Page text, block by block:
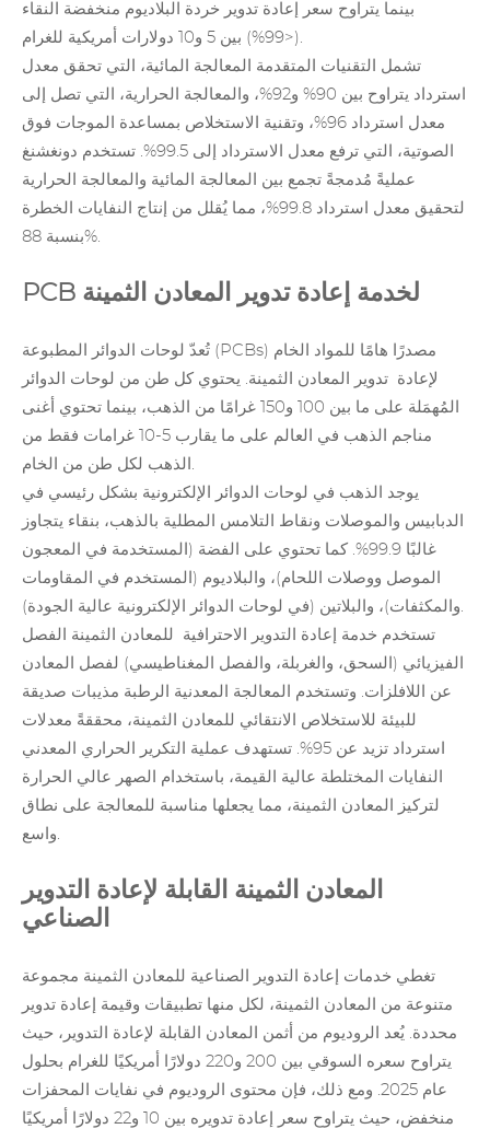
بينما يتراوح سعر إعادة تدوير خردة البلاديوم منخفضة النقاء
(<99%) بين 5 و10 دولارات أمريكية للغرام.
تشمل التقنيات المتقدمة المعالجة المائية، التي تحقق معدل
استرداد يتراوح بين 90% و92%، والمعالجة الحرارية، التي تصل إلى
معدل استرداد 96%، وتقنية الاستخلاص بمساعدة الموجات فوق
الصوتية، التي ترفع معدل الاسترداد إلى 99.5%. تستخدم دونغشنغ
عمليةً مُدمجةً تجمع بين المعالجة المائية والمعالجة الحرارية
لتحقيق معدل استرداد 99.8%، مما يُقلل من إنتاج النفايات الخطرة
بنسبة 88%.
PCB لخدمة إعادة تدوير المعادن الثمينة
تُعدّ لوحات الدوائر المطبوعة (PCBs) مصدرًا هامًا للمواد الخام
لإعادة تدوير
المعادن الثمينة. يحتوي كل طن من لوحات الدوائر
المُهمَلة على ما بين 100 و150 غرامًا من الذهب، بينما تحتوي أغنى
مناجم الذهب في العالم على ما يقارب 5-10 غرامات فقط من
الذهب لكل طن من الخام.
يوجد الذهب في لوحات الدوائر الإلكترونية بشكل رئيسي في
الدبابيس والموصلات ونقاط التلامس المطلية بالذهب، بنقاء يتجاوز
غالبًا 99.9%. كما تحتوي على الفضة (المستخدمة في المعجون
الموصل ووصلات اللحام)، والبلاديوم (المستخدم في المقاومات
والمكثفات)، والبلاتين (في لوحات الدوائر الإلكترونية عالية الجودة).
تستخدم خدمة إعادة التدوير
الاحترافية للمعادن الثمينة الفصل
الفيزيائي (السحق، والغربلة، والفصل المغناطيسي) لفصل المعادن
عن اللافلزات. وتستخدم المعالجة المعدنية الرطبة مذيبات صديقة
للبيئة للاستخلاص الانتقائي للمعادن الثمينة، محققةً معدلات
استرداد تزيد عن 95%. تستهدف عملية التكرير الحراري المعدني
النفايات المختلطة عالية القيمة، باستخدام الصهر عالي الحرارة
لتركيز المعادن الثمينة، مما يجعلها مناسبة للمعالجة على نطاق
واسع.
المعادن الثمينة القابلة لإعادة التدوير
الصناعي
تغطي خدمات إعادة التدوير الصناعية للمعادن الثمينة مجموعة
متنوعة من المعادن الثمينة، لكل منها تطبيقات وقيمة إعادة تدوير
محددة. يُعد
الروديوم من أثمن المعادن القابلة لإعادة التدوير، حيث
يتراوح سعره السوقي بين 200 و220 دولارًا أمريكيًا للغرام بحلول
عام 2025. ومع ذلك، فإن محتوى الروديوم في نفايات المحفزات
منخفض، حيث يتراوح سعر إعادة تدويره بين 10 و22 دولارًا أمريكيًا